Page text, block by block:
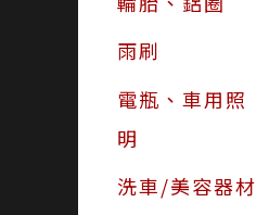
雨刷
電瓶、車用照
明
洗車/美容器材